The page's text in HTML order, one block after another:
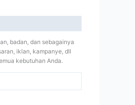
badan, dan sebagainya
iklan, kampanye, dll
kebutuhan Anda.